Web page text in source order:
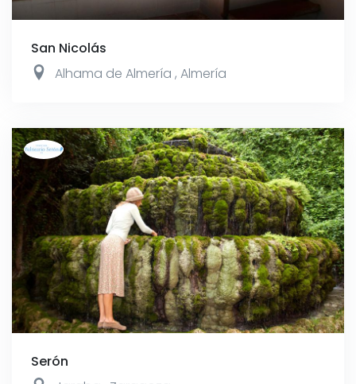
San Nicolás
Alhama de Almería , Almería
Serón